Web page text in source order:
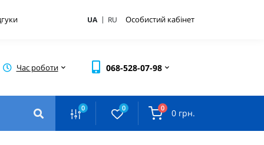
UA | RU Особистий кабінет
Час роботи 068-528-07-98
0 0 0 0 грн.